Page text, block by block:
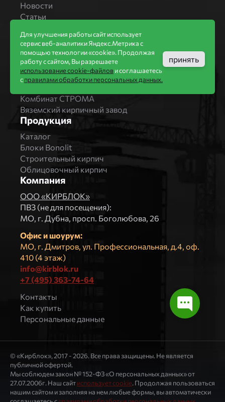
Новости
Статьи
Бренды
Bonolit
Завод Мстера
Вышневолоцкая керамика
Комбинат СТРОМА
Вяземский кирпичный завод
Продукция
Каталог
Блоки Bonolit
Строительный кирпич
Облицовочный кирпич
Компания
ООО «КИРБЛОК»
ПВЗ (не для посещения):
МO, г. Дубна, просп. Боголюбова, 26
Офис и шоурум:
МО, г. Дмитров, ул. Профессиональная, д.4, оф.
410 (4 этаж)
info@kirblok.ru
+7 (495) 363-74-64
Контакты
Как купить
Персональные данные
© «Кирблок», 2017 - 2026. Все права защищены. Не является
публичной офертой.
Мы соблюдем закон № 152-ФЗ «О персональных данных» от
27.07.2006г. Наш сайтиспользует cookie. Продолжая пользоваться
нашим сайтом и заполняя на нем любые формы, вы автоматически
Для улучшения работы сайт использует
сервис веб-аналитики Яндекс.Метрика с
помощью технологии «cookie». Продолжая
работу с сайтом, Вы разрешаете
использование cookie-файлови соглашаетесь
справилами обработки персональных данных.
принять